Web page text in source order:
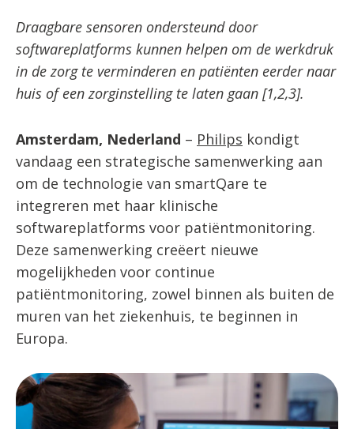
Draagbare sensoren ondersteund door
softwareplatforms kunnen helpen om de werkdruk
in de zorg te verminderen en patiënten eerder naar
huis of een zorginstelling te laten gaan [1,2,3].
Amsterdam, Nederland – Philips kondigt
vandaag een strategische samenwerking aan
om de technologie van smartQare te
integreren met haar klinische
softwareplatforms voor patiëntmonitoring.
Deze samenwerking creëert nieuwe
mogelijkheden voor continue
patiëntmonitoring, zowel binnen als buiten de
muren van het ziekenhuis, te beginnen in
Europa.